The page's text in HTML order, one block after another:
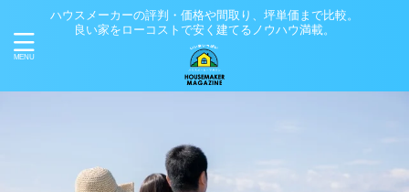
ハウスメーカーの評判・価格や間取り、坪単価まで比較。
良い家をローコストで安く建てるノウハウ満載。